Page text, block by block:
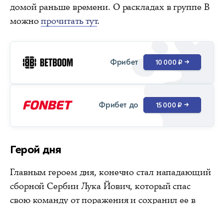
домой раньше времени. О раскладах в группе В
можнопрочитать тут.
Фрибет 10 000 ₽ →
Фрибет до 15 000 ₽ →
Герой дня
Главным героем дня, конечно стал нападающий
сборной Сербии Лука Йович, который спас
свою команду от поражения и сохранил ее в